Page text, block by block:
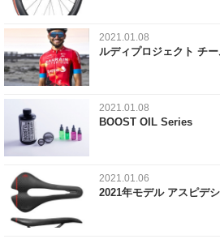
2021.01.08
ルディプロジェクト チー
2021.01.08
BOOST OIL Series
2021.01.06
2021年モデル アスピデ